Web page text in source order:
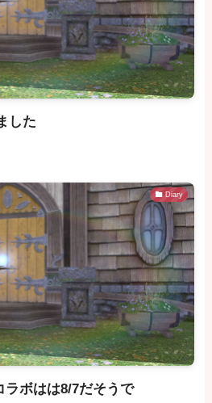
した
Diary
ラボはは8/7だそうで